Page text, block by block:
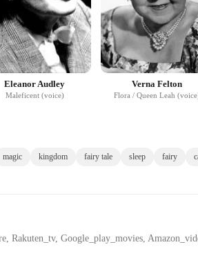
Eleanor Audley
Maleficent (voice)
Verna Felton
Flora / Queen Leah
magic kingdom fairy tale sleep fairy
Rakuten_tv, Google_play_movies,